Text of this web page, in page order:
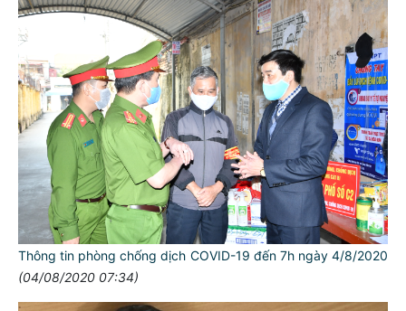
Thông tin phòng chống dịch COVID-19 đến 7h ngày 4/8/2020
(04/08/2020 07:34)